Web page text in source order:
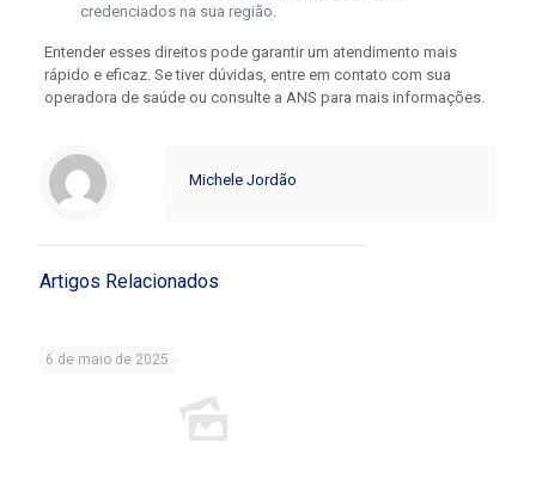
credenciados na sua região.
Entender esses direitos pode garantir um atendimento mais
rápido e eficaz. Se tiver dúvidas, entre em contato com sua
operadora de saúde ou consulte a ANS para mais informações.
Michele Jordão
Artigos Relacionados
6 de maio de 2025